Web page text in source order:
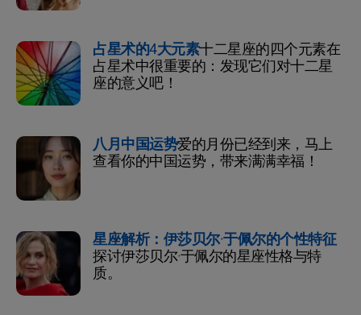
占星术的4大元素十二星座的四个元素在
占星术中很重要的：发现它们对十二星
座的意义吧！
八月中国运势爱的月份已经到来，马上
查看你的中国运势，带来满满幸福！
星座解析：伊莎贝尔·于佩尔的个性特征
探讨伊莎贝尔·于佩尔的星座性格与特
质。